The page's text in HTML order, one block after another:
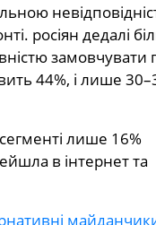
росіян дедалі
замовчувати
44%, і лише
лише 16%
в інтернет та